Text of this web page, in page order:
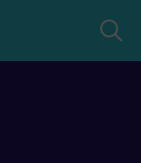
prometu Piran